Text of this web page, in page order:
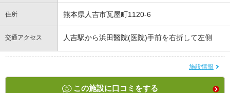
住所 熊本県人吉市瓦屋町1120-6
交通アクセス 人吉駅から浜田醫院(医院)手前を右折して左側
施設情報
この施設に口コミをする